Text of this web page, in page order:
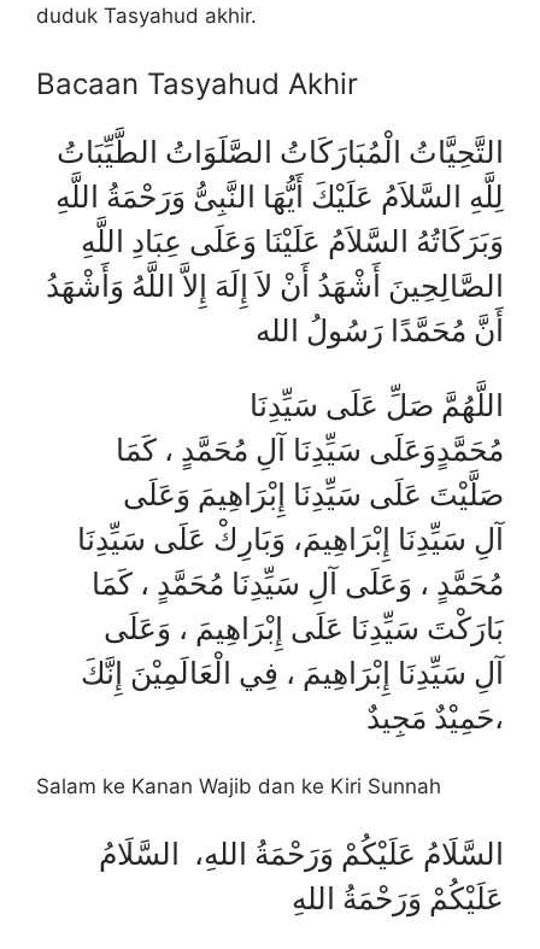
duduk Tasyahud akhir.
Bacaan Tasyahud Akhir
التَّحِيَّاتُ الْمُبَارَكَاتُ الصَّلَوَاتُ الطَّيِّبَاتُ
لِلَّهِ السَّلاَمُ عَلَيْكَ أَيُّهَا النَّبِىُّ وَرَحْمَةُ اللَّهِ
وَبَرَكَاتُهُ السَّلاَمُ عَلَيْنَا وَعَلَى عِبَادِ اللَّهِ
الصَّالِحِينَ أَشْهَدُ أَنْ لاَ إِلَهَ إِلاَّ اللَّهُ وَأَشْهَدُ
أَنَّ مُحَمَّدًا رَسُولُ الله
اللَّهُمَّ صَلِّ عَلَى سَيِّدِنَا
مُحَمَّدٍوَعَلَى سَيِّدِنَا آلِ مُحَمَّدٍ ، كَمَا
صَلَّيْتَ عَلَى سَيِّدِنَا إِبْرَاهِيمَ وَعَلَى
آلِ سَيِّدِنَا إِبْرَاهِيمَ، وَبَارِكْ عَلَى سَيِّدِنَا
مُحَمَّدٍ ، وَعَلَى آلِ سَيِّدِنَا مُحَمَّدٍ ، كَمَا
بَارَكْتَ سَيِّدِنَا عَلَى إِبْرَاهِيمَ ، وَعَلَى
آلِ سَيِّدِنَا إِبْرَاهِيمَ ، فِي الْعَالَمِيْنَ إِنَّكَ
حَمِيْدٌ مَجِيدٌ،
Salam ke Kanan Wajib dan ke Kiri Sunnah
السَّلَامُ عَلَيْكُمْ وَرَحْمَةُ اللهِ، السَّلَامُ
عَلَيْكُمْ وَرَحْمَةُ اللهِ